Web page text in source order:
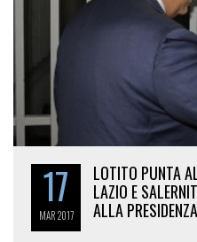
17
MAR2017
LOTITO PUNTA
LAZIO E
ALLA